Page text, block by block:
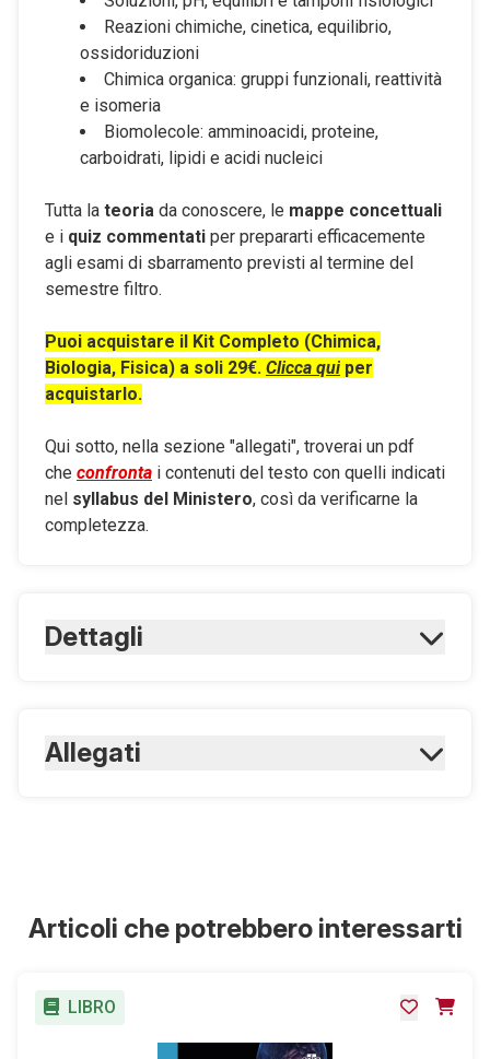
Reazioni chimiche, cinetica, equilibrio,
ossidoriduzioni
Chimica organica: gruppi funzionali, reattività
e isomeria
Biomolecole: amminoacidi, proteine,
carboidrati, lipidi e acidi nucleici
Tutta la teoria da conoscere, le mappe concettuali
e i quiz commentati per prepararti efficacemente
agli esami di sbarramento previsti al termine del
semestre filtro.
Puoi acquistare il Kit Completo (Chimica,
Biologia, Fisica) a soli 29€. Clicca qui per
acquistarlo.
Qui sotto, nella sezione "allegati", troverai un pdf
che confronta i contenuti del testo con quelli indicati
nel syllabus del Ministero, così da verificarne la
completezza.
Dettagli
Rilegatura:Brossura
ISBN Digitale:9788821460517
Allegati
Chimica per il Semestre
Filtro - Estratto
Semestre Filtro
Scarica
Articoli che potrebbero interessarti
LIBRO